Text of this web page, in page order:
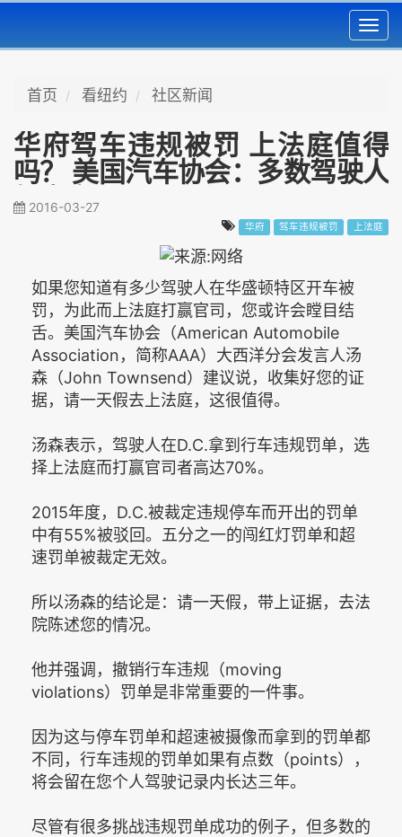
首页 看纽约 社区新闻
华府驾车违规被罚 上法庭值得
吗？ 美国汽车协会：多数驾驶人
打赢官司
2016-03-27
华府 驾车违规被罚 上法庭
如果您知道有多少驾驶人在华盛顿特区开车被
罚，为此而上法庭打赢官司，您或许会瞠目结
舌。美国汽车协会（American Automobile
Association，简称AAA）大西洋分会发言人汤
森（John Townsend）建议说，收集好您的证
据，请一天假去上法庭，这很值得。
汤森表示，驾驶人在D.C.拿到行车违规罚单，选
择上法庭而打赢官司者高达70%。
2015年度，D.C.被裁定违规停车而开出的罚单
中有55%被驳回。五分之一的闯红灯罚单和超
速罚单被裁定无效。
所以汤森的结论是：请一天假，带上证据，去法
院陈述您的情况。
他并强调，撤销行车违规（moving
violations）罚单是非常重要的一件事。
因为这与停车罚单和超速被摄像而拿到的罚单都
不同，行车违规的罚单如果有点数（points），
将会留在您个人驾驶记录内长达三年。
尽管有很多挑战违规罚单成功的例子，但多数的